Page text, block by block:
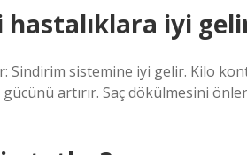
hastalıklara iyi
Sindirim sistemine iyi gelir. Kilo
artırır. Saç dökülmesini